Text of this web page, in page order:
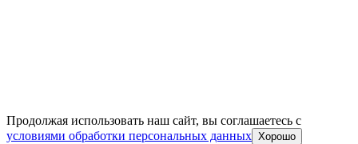
Продолжая использовать наш сайт, вы соглашаетесь c
условиями обработки персональных данных Хорошо